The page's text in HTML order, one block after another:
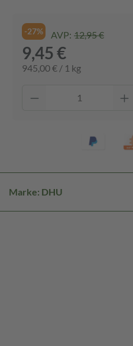
-27% AVP: 12,95 €
9,45 €
945,00 € / 1 kg
Marke: DHU